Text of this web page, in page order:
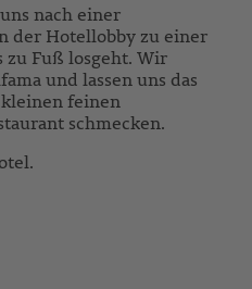
nach einer
der Hotellobby zu einer
Fuß losgeht. Wir
und lassen uns das
feinen
schmecken.